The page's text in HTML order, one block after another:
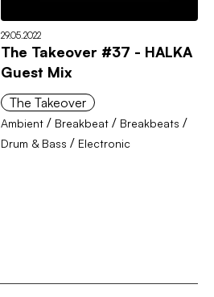
29.05.2022
The Takeover #37 - HALKA
Guest Mix
The Takeover
Ambient / Breakbeat / Breakbeats /
Drum & Bass / Electronic